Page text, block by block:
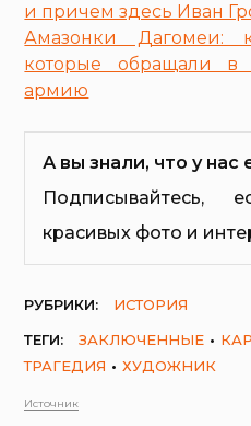
и причем здесь Иван
Амазонки
которые обращали в
армию
А вы знали, что у нас
Подписывайтесь,
красивых фото и
РУБРИКИ:
ИСТОРИЯ
ТЕГИ:
ЗАКЛЮЧЕННЫЕ
ТРАГЕДИЯ
ХУДОЖНИК
Источник